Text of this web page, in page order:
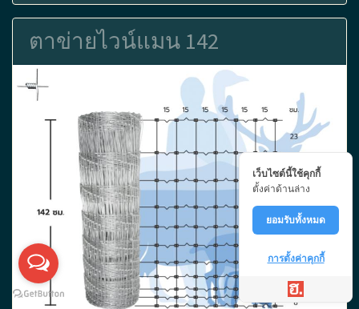
ตาข่ายไวน์แมน 142
เว็บไซต์นี้ใช้คุกกี้
ตั้งค่าด้านล่าง
ยอมรับทั้งหมด
การตั้งค่าคุกกี้